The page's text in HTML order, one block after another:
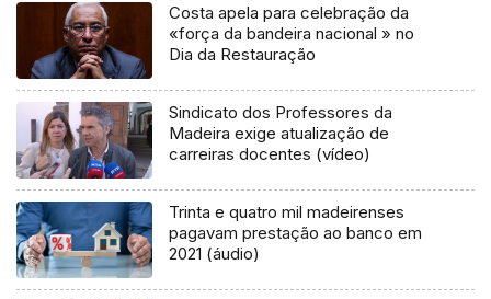
Costa apela para celebração da
«força da bandeira nacional » no
Dia da Restauração
Sindicato dos Professores da
Madeira exige atualização de
carreiras docentes (vídeo)
Trinta e quatro mil madeirenses
pagavam prestação ao banco em
2021 (áudio)